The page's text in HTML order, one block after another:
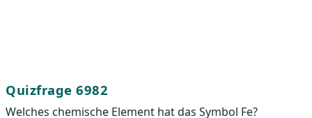
Quizfrage 6982
Welches chemische Element hat das Symbol Fe?